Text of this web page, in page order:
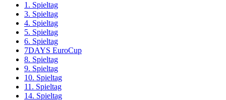
1. Spieltag
3. Spieltag
4. Spieltag
5. Spieltag
6. Spieltag
7DAYS EuroCup
8. Spieltag
9. Spieltag
10. Spieltag
11. Spieltag
14. Spieltag